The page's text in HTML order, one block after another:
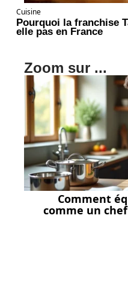
Cuisine
Pourquoi la franchise
elle pas en France
Zoom sur ...
Comment
comme un